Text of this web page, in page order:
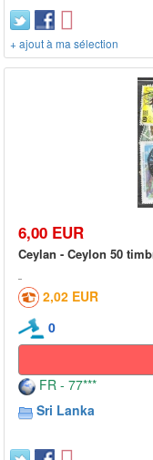
+ ajout à ma sélection
6,00 EUR
Ceylan - Ceylon 50
2,02 EUR
0
FR - 77***
Sri Lanka